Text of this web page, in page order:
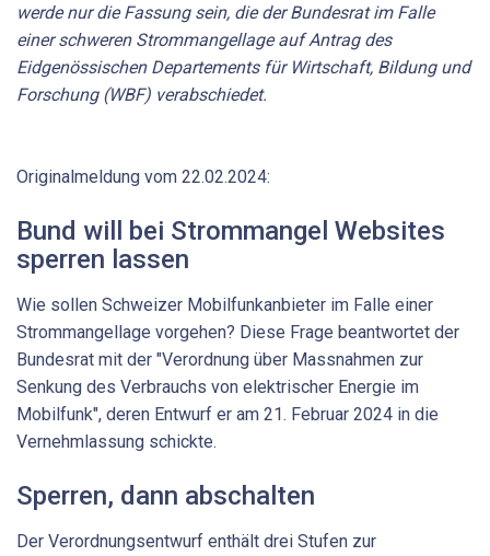
werde nur die Fassung sein, die der Bundesrat im Falle
einer schweren Strommangellage auf Antrag des
Eidgenössischen Departements für Wirtschaft, Bildung und
Forschung (WBF) verabschiedet.
Originalmeldung vom 22.02.2024:
Bund will bei Strommangel Websites
sperren lassen
Wie sollen Schweizer Mobilfunkanbieter im Falle einer
Strommangellage vorgehen? Diese Frage beantwortet der
Bundesrat mit der "Verordnung über Massnahmen zur
Senkung des Verbrauchs von elektrischer Energie im
Mobilfunk", deren Entwurf er am 21. Februar 2024 in die
Vernehmlassung schickte.
Sperren, dann abschalten
Der Verordnungsentwurf enthält drei Stufen zur